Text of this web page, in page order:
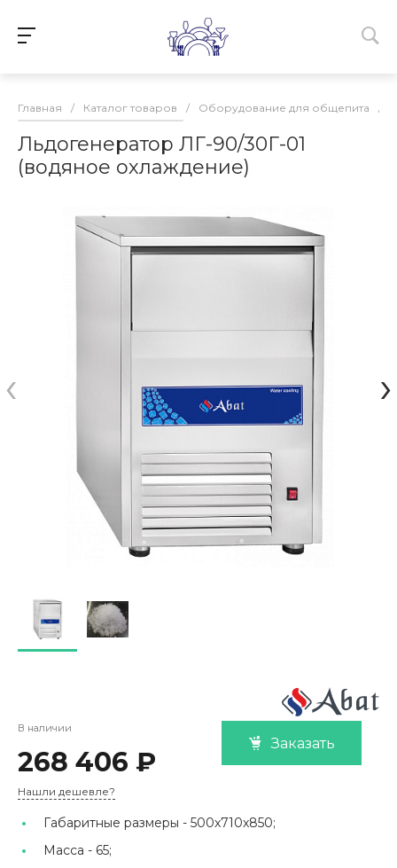
Главная / Каталог товаров / Оборудование для общепита /
Льдогенератор ЛГ-90/30Г-01
(водяное охлаждение)
‹ ›
В наличии
268 406 ₽
Заказать
Нашли дешевле?
Габаритные размеры - 500x710x850;
Масса - 65;